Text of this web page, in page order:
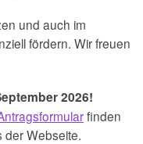
und auch im
fördern. Wir freuen
2026!
finden
der Webseite.